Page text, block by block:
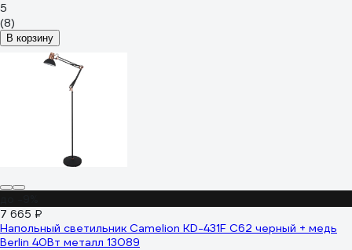
5
(8)
В корзину
7 665 ₽
Напольный светильник Camelion KD-431F С62 черный + медь
Berlin 40Вт металл 13089